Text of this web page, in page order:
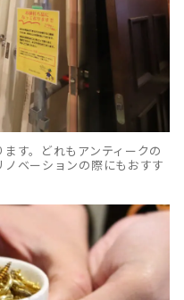
す。どれもアンティークの
ベーションの際にもおすす